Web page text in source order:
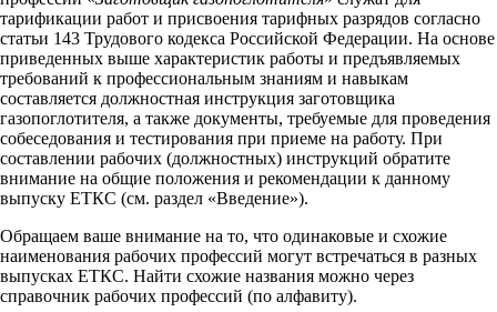
тарификации работ и присвоения тарифных разрядов согласно
статьи 143 Трудового кодекса Российской Федерации. На основе
приведенных выше характеристик работы и предъявляемых
требований к профессиональным знаниям и навыкам
составляется должностная инструкция заготовщика
газопоглотителя, а также документы, требуемые для проведения
собеседования и тестирования при приеме на работу. При
составлении рабочих (должностных) инструкций обратите
внимание на общие положения и рекомендации к данному
выпуску ЕТКС (см. раздел «Введение»).
Обращаем ваше внимание на то, что одинаковые и схожие
наименования рабочих профессий могут встречаться в разных
выпусках ЕТКС. Найти схожие названия можно через
справочник рабочих профессий (по алфавиту).